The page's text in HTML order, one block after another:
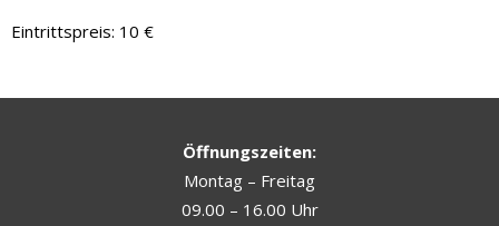
Eintrittspreis: 10 €
Öffnungszeiten:
Montag – Freitag
09.00 – 16.00 Uhr